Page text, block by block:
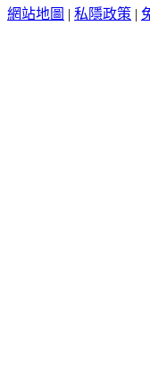
網站地圖 | 私隱政策 |